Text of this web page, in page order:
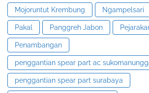
Mojoruntut Krembung Ngampelsari
Pakal Panggreh Jabon
Penambangan
penggantian spear part ac
penggantian spear part surabaya